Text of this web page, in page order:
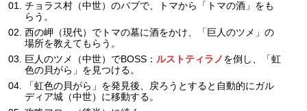
チョラス村（中世）のパブで、トマから「トマの酒」をも
らう。
西の岬（現代）でトマの墓に酒をかけ、「巨人のツメ」の
場所を教えてもらう。
巨人のツメ（中世）でBOSS： ルストティラノを倒し、「虹
色の貝がら」を見つける。
「虹色の貝がら」を発見後、戻ろうとすると自動的にガル
ディア城（中世）に移動する。